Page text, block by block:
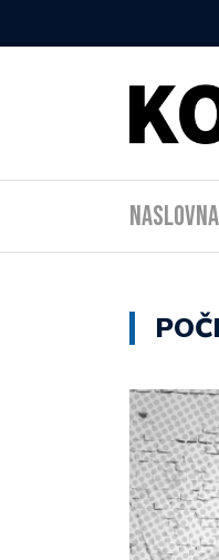
Naslovna